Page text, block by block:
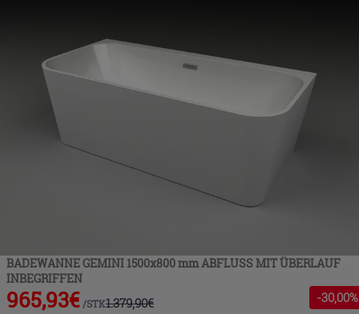
BADEWANNE GEMINI 1500x800 mm ABFLUSS MIT ÜBERLAUF
INBEGRIFFEN
965,93€ /STK1.379,90€ -30,00%